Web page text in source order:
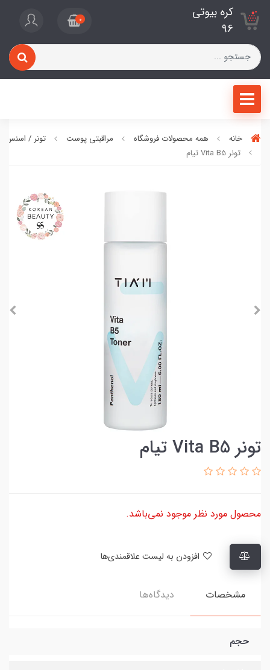
کره بیوتی
96
0
خانه همه محصولات فروشگاه مراقبتی پوست
تونر /
تونر Vita B5 تیام
تونر Vita B5 تیام
محصول مورد نظر موجود نمی‌باشد.
مشخصات دیدگاه‌ها
حجم